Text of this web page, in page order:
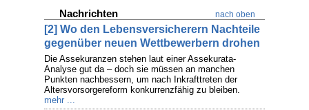
Nachrichten nach oben
[2] Wo den Lebensversicherern Nachteile
gegenüber neuen Wettbewerbern drohen
Die Assekuranzen stehen laut einer Assekurata-
Analyse gut da – doch sie müssen an manchen
Punkten nachbessern, um nach Inkrafttreten der
Altersvorsorgereform konkurrenzfähig zu bleiben.
mehr ...